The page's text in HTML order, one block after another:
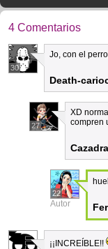
4 Comentarios
30
Jo, con el
Death-
27
XD
compren
22
Autor
¡¡INCREÍBLE!!